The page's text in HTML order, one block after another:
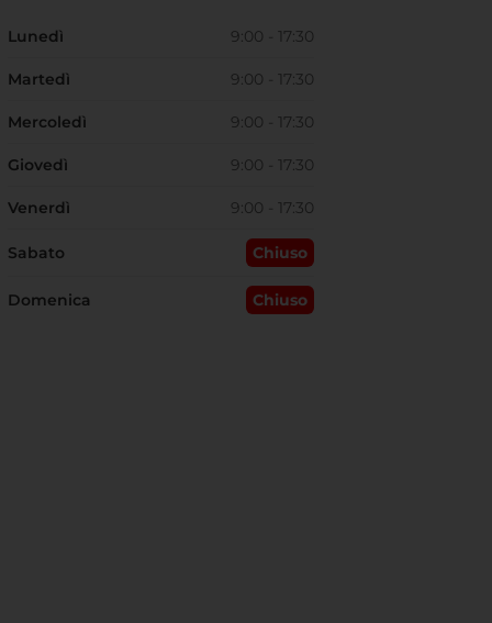
Lunedì 9:00 - 17:30
Martedì 9:00 - 17:30
Mercoledì 9:00 - 17:30
Giovedì 9:00 - 17:30
Venerdì 9:00 - 17:30
Sabato Chiuso
Domenica Chiuso